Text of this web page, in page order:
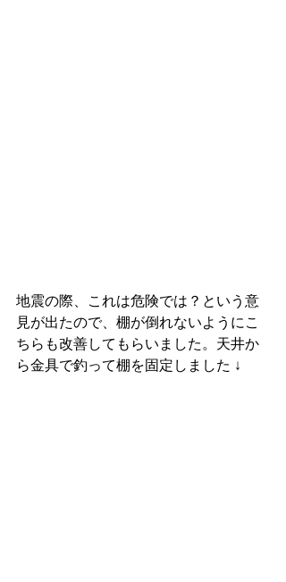
地震の際、これは危険では？という意
見が出たので、棚が倒れないようにこ
ちらも改善してもらいました。天井か
ら金具で釣って棚を固定しました ↓